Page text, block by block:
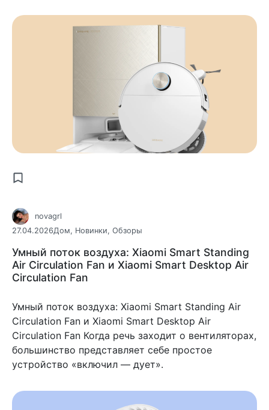
novagrl
27.04.2026Дом, Новинки, Обзоры
Умный поток воздуха: Xiaomi Smart Standing
Air Circulation Fan и Xiaomi Smart Desktop Air
Circulation Fan
Умный поток воздуха: Xiaomi Smart Standing Air
Circulation Fan и Xiaomi Smart Desktop Air
Circulation Fan Когда речь заходит о вентиляторах,
большинство представляет себе простое
устройство «включил — дует».